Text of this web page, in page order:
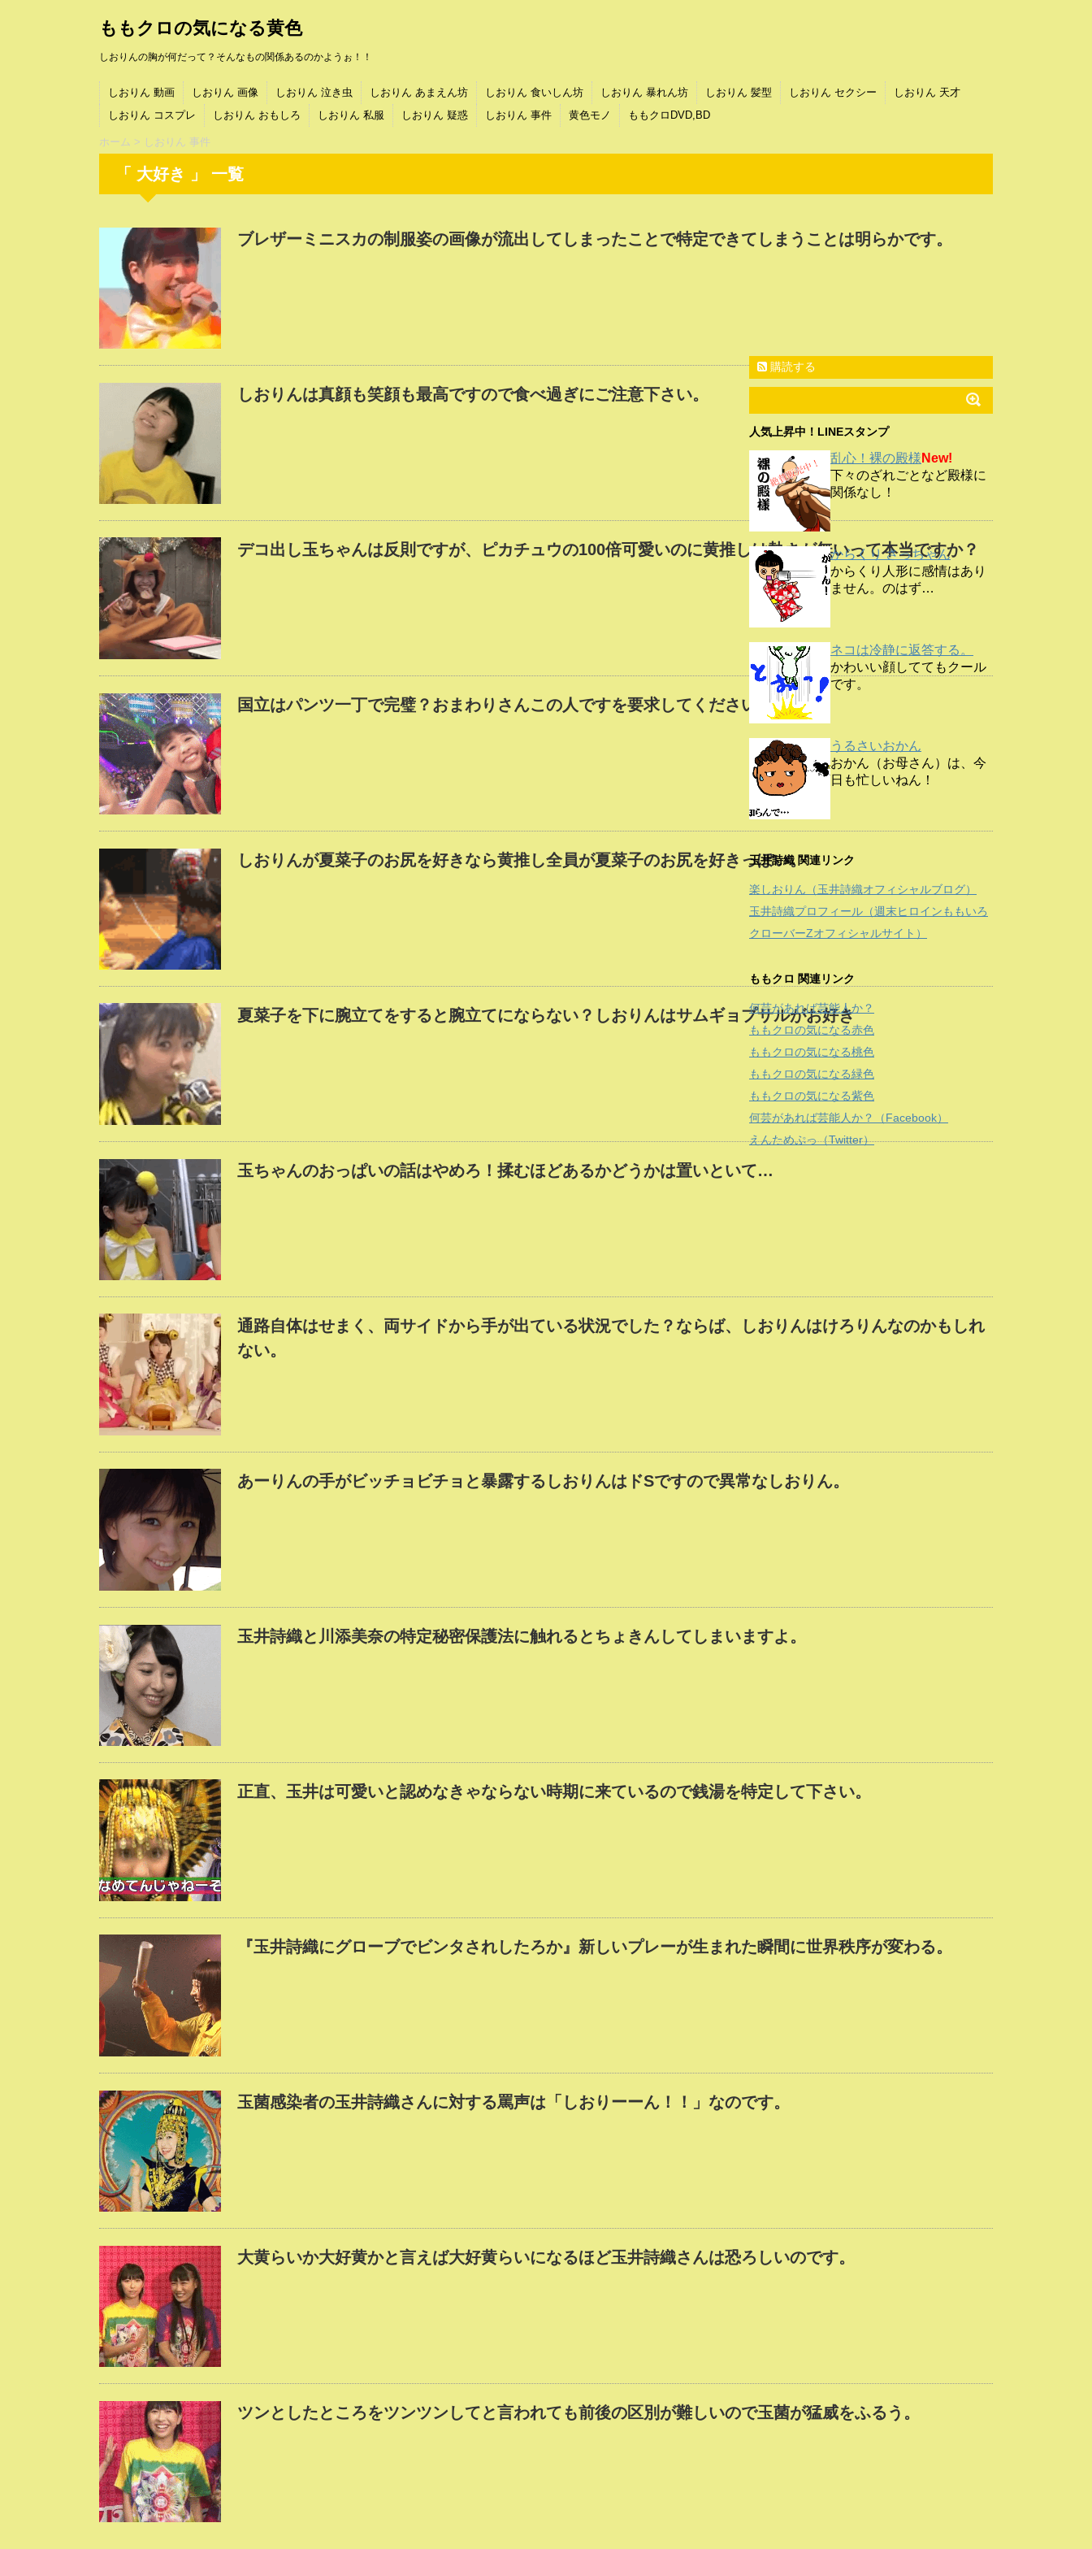
ももクロの気になる黄色
しおりんの胸が何だって？そんなもの関係あるのかようぉ！！
しおりん 動画 しおりん 画像 しおりん 泣き虫 しおりん あまえん坊 しおりん 食いしん坊 しおりん 暴れん坊 しおりん 髪型 しおりん セクシー
しおりん 天才
しおりん コスプレ
しおりん おもしろ しおりん 私服 しおりん 疑惑 しおりん 事件 黄色モノ ももクロDVD,BD
ホーム > しおりん 事件
「 大好き 」 一覧
ブレザーミニスカの制服姿の画像が流出してしまったことで特定できてしまうことは明らかです。
しおりんは真顔も笑顔も最高ですので食べ過ぎにご注意下さい。
デコ出し玉ちゃんは反則ですが、ピカチュウの100倍可愛いのに黄推しは熱さが無いって本当ですか？
国立はパンツ一丁で完璧？おまわりさんこの人ですを要求してください。
しおりんが夏菜子のお尻を好きなら黄推し全員が夏菜子のお尻を好きっぽい。
夏菜子を下に腕立てをすると腕立てにならない？しおりんはサムギョプサルがお好き
玉ちゃんのおっぱいの話はやめろ！揉むほどあるかどうかは置いといて…
通路自体はせまく、両サイドから手が出ている状況でした？ならば、しおりんはけろりんなのかもしれ
ない。
あーりんの手がビッチョビチョと暴露するしおりんはドSですので異常なしおりん。
玉井詩織と川添美奈の特定秘密保護法に触れるとちょきんしてしまいますよ。
正直、玉井は可愛いと認めなきゃならない時期に来ているので銭湯を特定して下さい。
『玉井詩織にグローブでビンタされしたろか』新しいプレーが生まれた瞬間に世界秩序が変わる。
玉菌感染者の玉井詩織さんに対する罵声は「しおりーーん！！」なのです。
大黄らいか大好黄かと言えば大好黄らいになるほど玉井詩織さんは恐ろしいのです。
ツンとしたところをツンツンしてと言われても前後の区別が難しいので玉菌が猛威をふるう。
購読する
人気上昇中！LINEスタンプ
乱心！裸の殿様 New!
下々のざれごとなど殿様に
関係なし！
からくり さっちゃん
からくり人形に感情はあり
ません。のはず…
ネコは冷静に返答する。
かわいい顔しててもクール
です。
うるさいおかん
おかん（お母さん）は、今
日も忙しいねん！
玉井詩織 関連リンク
楽しおりん（玉井詩織オフィシャルブログ）
玉井詩織プロフィール（週末ヒロインももいろ
クローバーZオフィシャルサイト）
ももクロ 関連リンク
何芸があれば芸能人か？
ももクロの気になる赤色
ももクロの気になる桃色
ももクロの気になる緑色
ももクロの気になる紫色
何芸があれば芸能人か？（Facebook）
えんためぷっ（Twitter）